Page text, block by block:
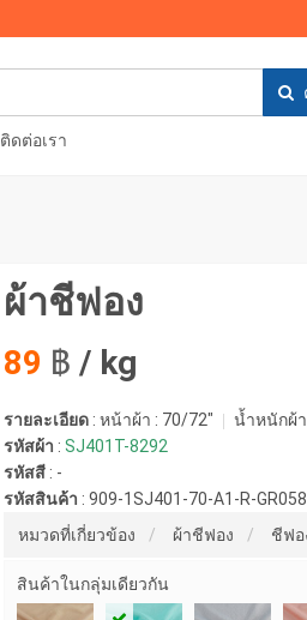
ติดต่อเรา
ผ้าชีฟอง
89 ฿ / kg
รายละเอียด : หน้าผ้า : 70/72" น้ำหนักผ้า
รหัสผ้า : SJ401T-8292
รหัสสี : -
รหัสสินค้า : 909-1SJ401-70-A1-R-
หมวดที่เกี่ยวข้อง
ผ้าชีฟอง ชีฟอ
สินค้าในกลุ่มเดียวกัน